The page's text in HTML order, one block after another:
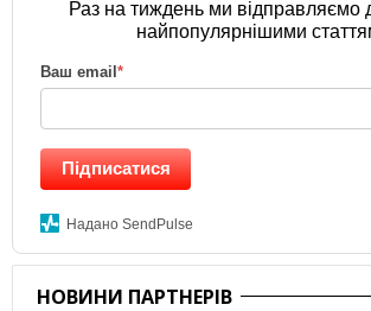
Раз на тиждень ми відправляємо
найпопулярнішими
Ваш email*
Підписатися
Надано SendPulse
НОВИНИ ПАРТНЕРІВ